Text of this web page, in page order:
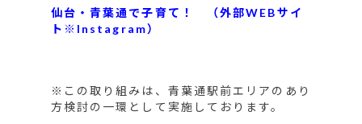
仙台・青葉通で子育て！ （外部WEBサイ
ト※Instagram）
※この取り組みは、青葉通駅前エリアのあり
方検討の一環として実施しております。